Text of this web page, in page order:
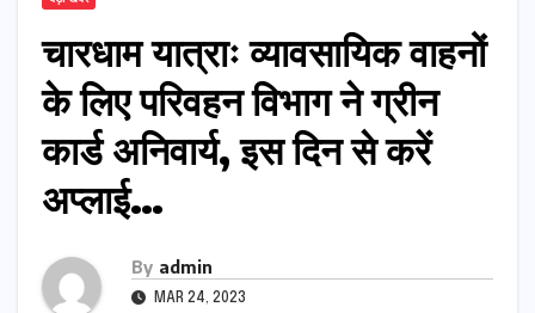
चारधाम यात्राः व्यावसायिक वाहनों
के लिए परिवहन विभाग ने ग्रीन
कार्ड अनिवार्य, इस दिन से करें
अप्लाई…
By admin
MAR 24, 2023